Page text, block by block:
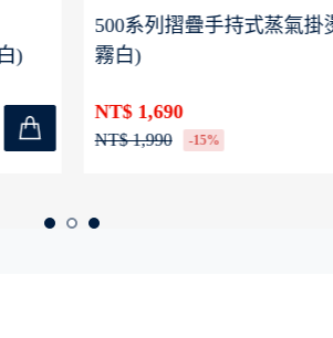
)
500系列摺疊手持式蒸氣掛
霧白)
NT$ 1,690
NT$ 1,990 -15%